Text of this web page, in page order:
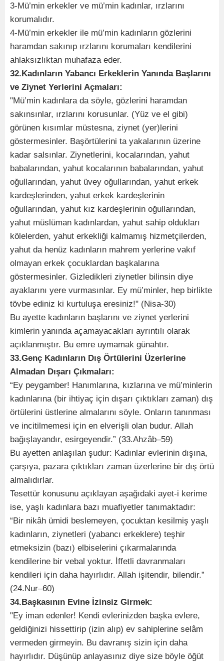
3-Mü’min erkekler ve mü’min kadınlar, ırzlarını
korumalıdır.
4-Mü’min erkekler ile mü’min kadınların gözlerini
haramdan sakınıp ırzlarını korumaları kendilerini
ahlaksızlıktan muhafaza eder.
32.Kadınların Yabancı Erkeklerin Yanında Başlarını
ve Ziynet Yerlerini Açmaları:
"Mü’min kadınlara da söyle, gözlerini haramdan
sakınsınlar, ırzlarını korusunlar. (Yüz ve el gibi)
görünen kısımlar müstesna, ziynet (yer)lerini
göstermesinler. Başörtülerini ta yakalarının üzerine
kadar salsınlar. Ziynetlerini, kocalarından, yahut
babalarından, yahut kocalarının babalarından, yahut
oğullarından, yahut üvey oğullarından, yahut erkek
kardeşlerinden, yahut erkek kardeşlerinin
oğullarından, yahut kız kardeşlerinin oğullarından,
yahut müslüman kadınlardan, yahut sahip oldukları
kölelerden, yahut erkekliği kalmamış hizmetçilerden,
yahut da henüz kadınların mahrem yerlerine vakıf
olmayan erkek çocuklardan başkalarına
göstermesinler. Gizledikleri ziynetler bilinsin diye
ayaklarını yere vurmasınlar. Ey mü’minler, hep birlikte
tövbe ediniz ki kurtuluşa eresiniz!" (Nisa-30)
Bu ayette kadınların başlarını ve ziynet yerlerini
kimlerin yanında açamayacakları ayrıntılı olarak
açıklanmıştır. Bu emre uymamak günahtır.
33.Genç Kadınların Dış Örtülerini Üzerlerine
Almadan Dışarı Çıkmaları:
“Ey peygamber! Hanımlarına, kızlarına ve mü’minlerin
kadınlarına (bir ihtiyaç için dışarı çıktıkları zaman) dış
örtülerini üstlerine almalarını söyle. Onların tanınması
ve incitilmemesi için en elverişli olan budur. Allah
bağışlayandır, esirgeyendir.” (33.Ahzâb–59)
Bu ayetten anlaşılan şudur: Kadınlar evlerinin dışına,
çarşıya, pazara çıktıkları zaman üzerlerine bir dış örtü
almalıdırlar.
Tesettür konusunu açıklayan aşağıdaki ayet-i kerime
ise, yaşlı kadınlara bazı muafiyetler tanımaktadır:
“Bir nikâh ümidi beslemeyen, çocuktan kesilmiş yaşlı
kadınların, ziynetleri (yabancı erkeklere) teşhir
etmeksizin (bazı) elbiselerini çıkarmalarında
kendilerine bir vebal yoktur. İffetli davranmaları
kendileri için daha hayırlıdır. Allah işitendir, bilendir.”
(24.Nur–60)
34.Başkasının Evine İzinsiz Girmek:
"Ey iman edenler! Kendi evlerinizden başka evlere,
geldiğinizi hissettirip (izin alıp) ev sahiplerine selâm
vermeden girmeyin. Bu davranış sizin için daha
hayırlıdır. Düşünüp anlayasınız diye size böyle öğüt